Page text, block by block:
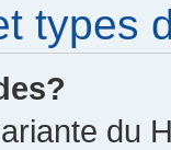
types
du